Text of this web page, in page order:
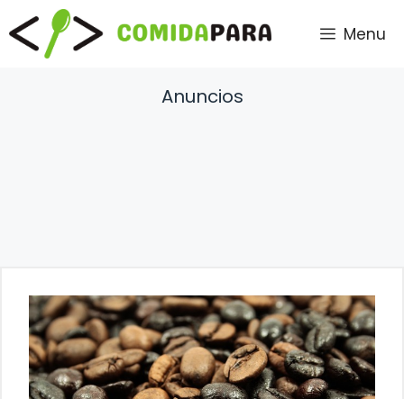
Saltar
al
contenido
Menu
Anuncios